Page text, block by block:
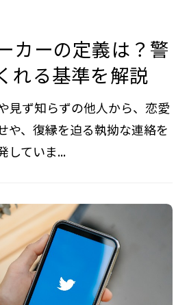
カーの定義は？警
れる基準を解説
見ず知らずの他人から、恋愛
や、復縁を迫る執拗な連絡を
していま...